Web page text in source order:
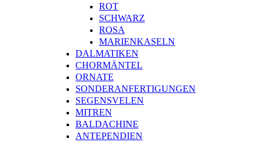
ROT
SCHWARZ
ROSA
MARIENKASELN
DALMATIKEN
CHORMÄNTEL
ORNATE
SONDERANFERTIGUNGEN
SEGENSVELEN
MITREN
BALDACHINE
ANTEPENDIEN